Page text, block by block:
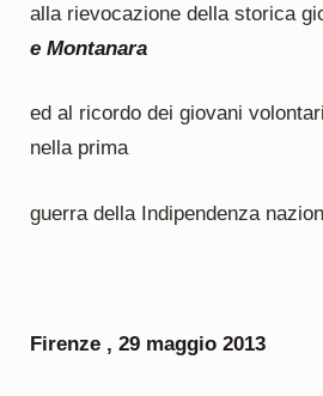
alla rievocazione della storica
e Montanara
ed al ricordo dei giovani
nella prima
guerra della Indipendenza
Firenze , 29 maggio 2013